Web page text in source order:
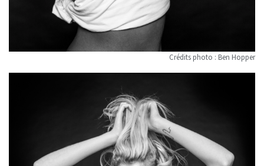
Crédits photo : Ben Hopper